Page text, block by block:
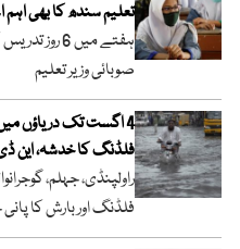
تعلیم سندھ کا بھی اہم
ہفتے میں 6
صوبائی وزیر تعلیم
4 اگست تک دریاؤں
فلڈنگ کا خدشہ، این
راولپنڈی، جہلم،
فلڈنگ اور بارش کا